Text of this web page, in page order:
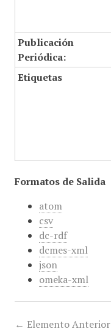
Publicación
Periódica:
Etiquetas
Formatos de Salida
atom
csv
dc-rdf
dcmes-xml
json
omeka-xml
← Elemento Anterior